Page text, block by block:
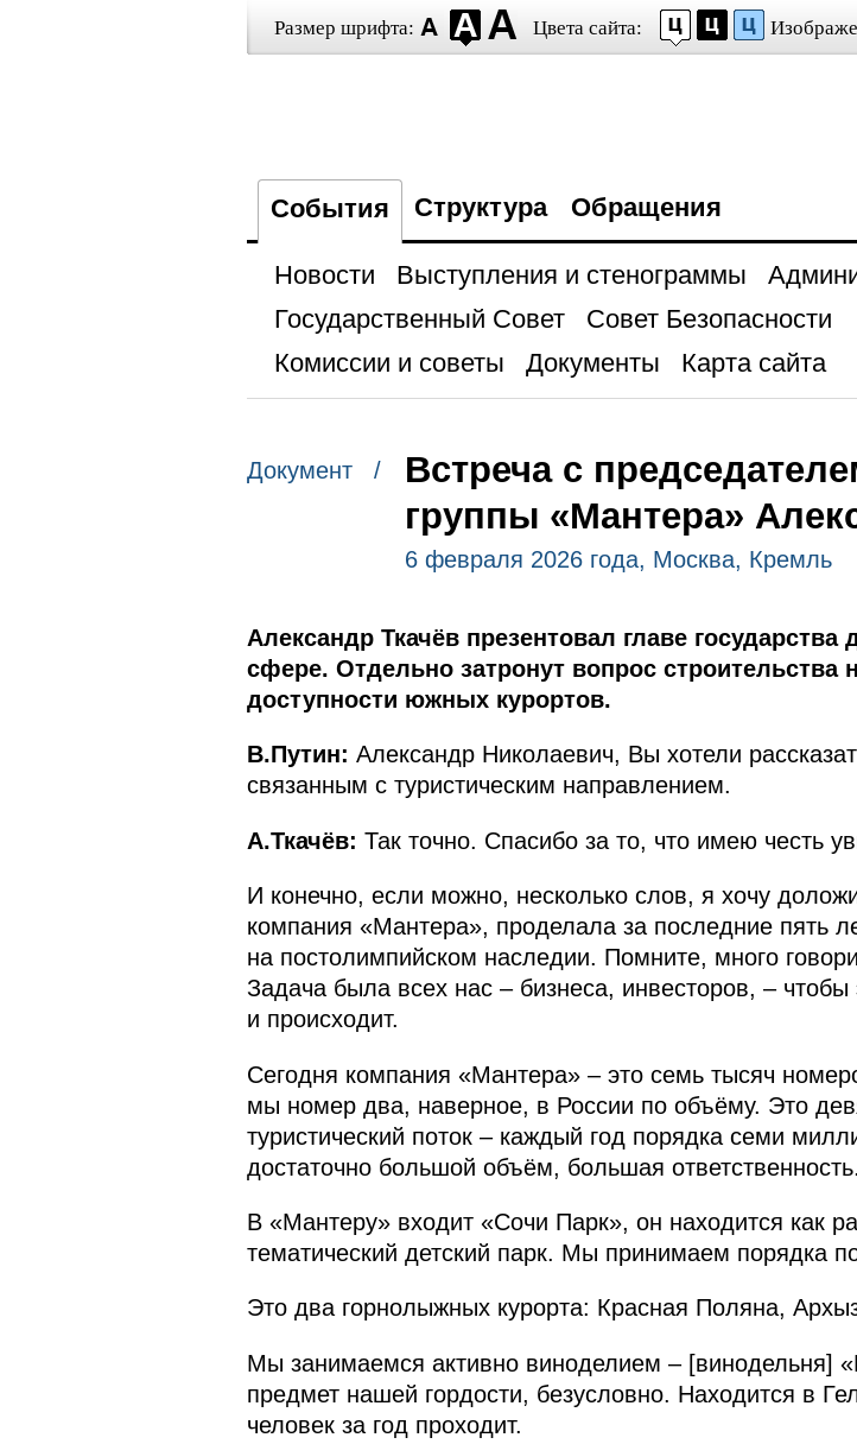
Размер шрифта: Цвета сайта:
События Структура Обращения
Новости Выступления и стенограммы
Государственный Совет
Совет Безопасности
Комиссии и советы
Документы Карта сайта
Документ /
Встреча с
группы «Мантера»
6 февраля 2026 года, Москва, Кремль
Александр Ткачёв презентовал главе
сфере. Отдельно затронут вопрос строительства
доступности южных курортов.
В.Путин: Александр Николаевич, Вы хотели
связанным с туристическим направлением.
А.Ткачёв: Так точно. Спасибо за то, что имею честь
И конечно, если можно, несколько слов, я хочу
компания «Мантера», проделала за последние пять
на постолимпийском наследии. Помните, много
Задача была всех нас – бизнеса, инвесторов, –
и происходит.
Сегодня компания «Мантера» – это семь тысяч
мы номер два, наверное, в России по объёму. Это
туристический поток – каждый год порядка семи
достаточно большой объём, большая ответственность.
В «Мантеру» входит «Сочи Парк», он находится как
тематический детский парк. Мы принимаем порядка
Это два горнолыжных курорта: Красная Поляна,
Мы занимаемся активно виноделием – [винодельня]
предмет нашей гордости, безусловно. Находится в
человек за год проходит.